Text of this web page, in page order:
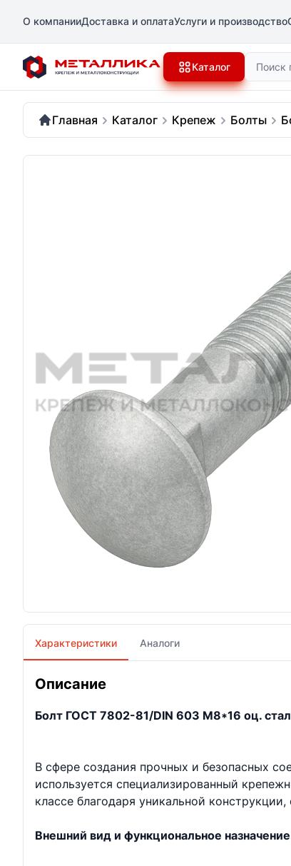
О компанииДоставка и оплатаУслуги и производство
Каталог Поиск
Главная Каталог Крепеж Болты
Характеристики Аналоги
Описание
Болт ГОСТ 7802-81/DIN 603 М8*16 оц.
В сфере создания прочных и безопасных
используется специализированный
классе благодаря уникальной
Внешний вид и функциональное